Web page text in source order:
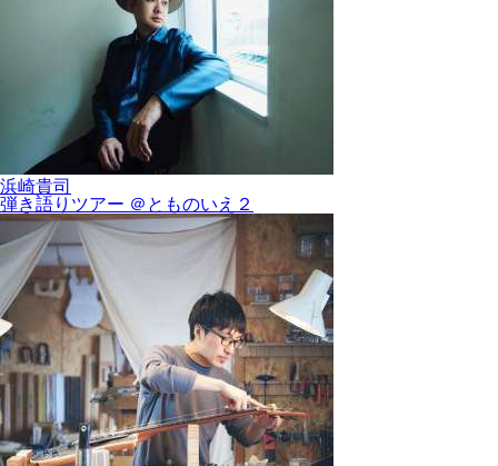
浜崎貴司
弾き語りツアー ＠とものいえ２